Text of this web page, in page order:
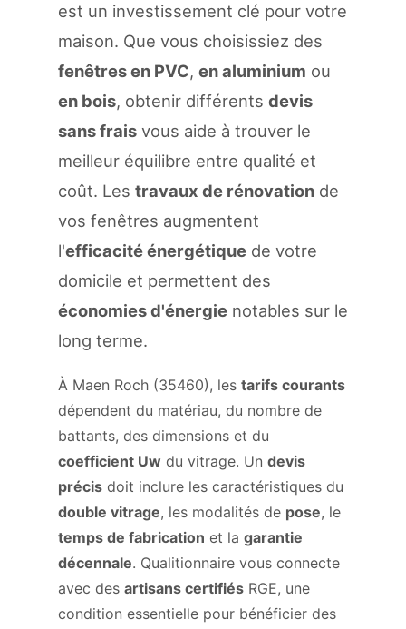
est un investissement clé pour votre
maison. Que vous choisissiez des
fenêtres en PVC, en aluminium ou
en bois, obtenir différents devis
sans frais vous aide à trouver le
meilleur équilibre entre qualité et
coût. Les travaux de rénovation de
vos fenêtres augmentent
l'efficacité énergétique de votre
domicile et permettent des
économies d'énergie notables sur le
long terme.
À Maen Roch (35460), les tarifs courants
dépendent du matériau, du nombre de
battants, des dimensions et du
coefficient Uw du vitrage. Un devis
précis doit inclure les caractéristiques du
double vitrage, les modalités de pose, le
temps de fabrication et la garantie
décennale. Qualitionnaire vous connecte
avec des artisans certifiés RGE, une
condition essentielle pour bénéficier des